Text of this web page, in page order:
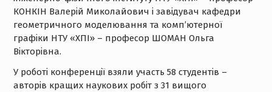
КОНКІН Валерій Миколайович і завідувач кафедри
геометричного моделювання та комп’ютерної
графіки НТУ «ХПІ» – професор ШОМАН Ольга
Вікторівна.
У роботі конференції взяли участь 58 студентів –
авторів кращих наукових робіт з 31 вищого